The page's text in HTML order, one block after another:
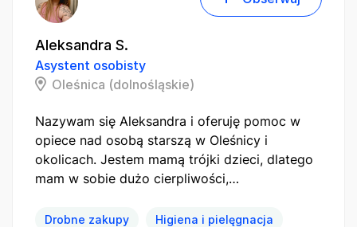
Aleksandra S.
Asystent osobisty
Oleśnica (dolnośląskie)
Nazywam się Aleksandra i oferuję pomoc w
opiece nad osobą starszą w Oleśnicy i
okolicach. Jestem mamą trójki dzieci, dlatego
mam w sobie dużo cierpliwości,…
Drobne zakupy Higiena i pielęgnacja